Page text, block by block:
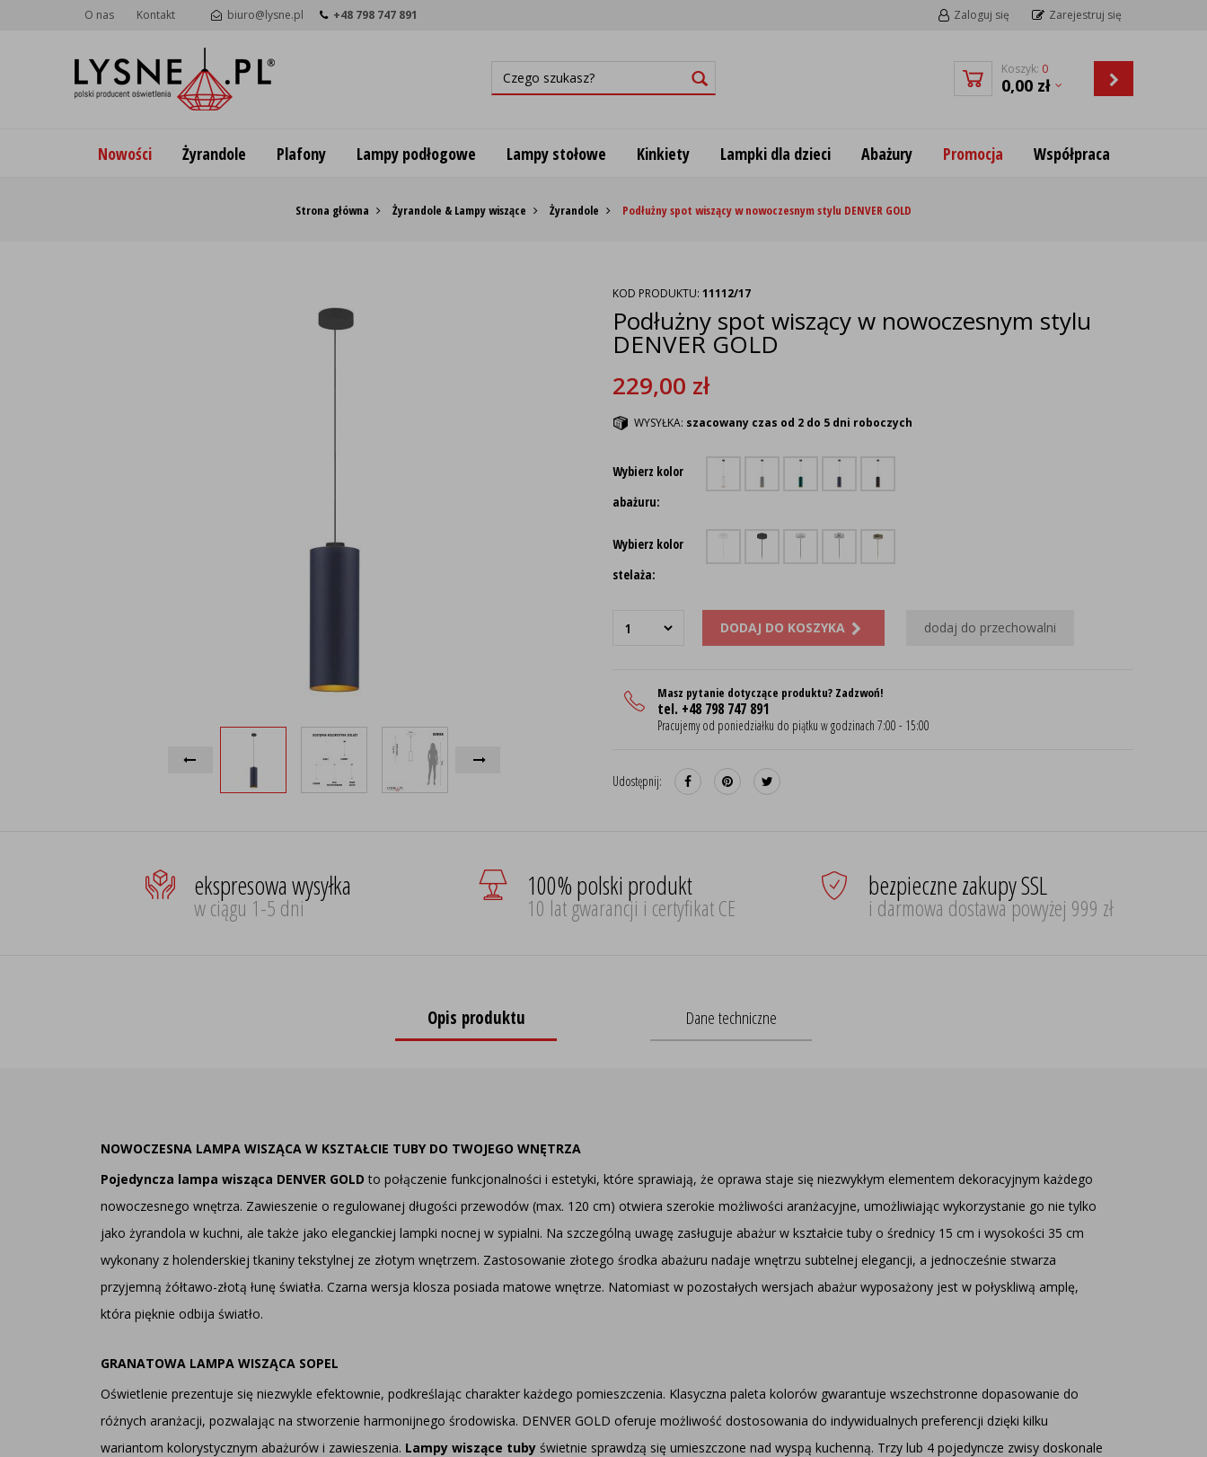
O nas Kontakt biuro@lysne.pl +48 798 747 891 Zaloguj się Zarejestruj się
Koszyk: 0
0,00 zł
Nowości Żyrandole Plafony Lampy podłogowe Lampy stołowe Kinkiety Lampki dla dzieci Abażury Promocja Współpraca
Strona główna Żyrandole & Lampy wiszące Żyrandole Podłużny spot wiszący w nowoczesnym stylu DENVER GOLD
KOD PRODUKTU: 11112/17
Podłużny spot wiszący w nowoczesnym stylu
DENVER GOLD
229,00 zł
WYSYŁKA: szacowany czas od 2 do 5 dni roboczych
Wybierz kolor
abażuru:
Wybierz kolor
stelaża:
DODAJ DO KOSZYKA dodaj do przechowalni
Masz pytanie dotyczące produktu? Zadzwoń!
tel. +48 798 747 891
Pracujemy od poniedziałku do piątku w godzinach 7:00 - 15:00
Udostępnij:
ekspresowa wysyłka
w ciągu 1-5 dni
100% polski produkt
10 lat gwarancji i certyfikat CE
bezpieczne zakupy SSL
i darmowa dostawa powyżej 999 zł
Opis produktu Dane techniczne
NOWOCZESNA LAMPA WISZĄCA W KSZTAŁCIE TUBY DO TWOJEGO WNĘTRZA
Pojedyncza lampa wisząca DENVER GOLD to połączenie funkcjonalności i estetyki, które sprawiają, że oprawa staje się niezwykłym elementem dekoracyjnym każdego
nowoczesnego wnętrza. Zawieszenie o regulowanej długości przewodów (max. 120 cm) otwiera szerokie możliwości aranżacyjne, umożliwiając wykorzystanie go nie tylko
jako żyrandola w kuchni, ale także jako eleganckiej lampki nocnej w sypialni. Na szczególną uwagę zasługuje abażur w kształcie tuby o średnicy 15 cm i wysokości 35 cm
wykonany z holenderskiej tkaniny tekstylnej ze złotym wnętrzem. Zastosowanie złotego środka abażuru nadaje wnętrzu subtelnej elegancji, a jednocześnie stwarza
przyjemną żółtawo-złotą łunę światła. Czarna wersja klosza posiada matowe wnętrze. Natomiast w pozostałych wersjach abażur wyposażony jest w połyskliwą amplę,
która pięknie odbija światło.
GRANATOWA LAMPA WISZĄCA SOPEL
Oświetlenie prezentuje się niezwykle efektownie, podkreślając charakter każdego pomieszczenia. Klasyczna paleta kolorów gwarantuje wszechstronne dopasowanie do
różnych aranżacji, pozwalając na stworzenie harmonijnego środowiska. DENVER GOLD oferuje możliwość dostosowania do indywidualnych preferencji dzięki kilku
wariantom kolorystycznym abażurów i zawieszenia. Lampy wiszące tuby świetnie sprawdzą się umieszczone nad wyspą kuchenną. Trzy lub 4 pojedyncze zwisy doskonale